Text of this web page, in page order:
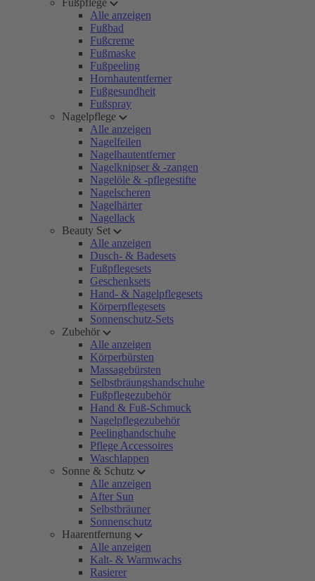
Fußpflege
Alle anzeigen
Fußbad
Fußcreme
Fußmaske
Fußpeeling
Hornhautentferner
Fußgesundheit
Fußspray
Nagelpflege
Alle anzeigen
Nagelfeilen
Nagelhautentferner
Nagelknipser & -zangen
Nagelöle & -pflegestifte
Nagelscheren
Nagelhärter
Nagellack
Beauty Set
Alle anzeigen
Dusch- & Badesets
Fußpflegesets
Geschenksets
Hand- & Nagelpflegesets
Körperpflegesets
Sonnenschutz-Sets
Zubehör
Alle anzeigen
Körperbürsten
Massagebürsten
Selbstbräungshandschuhe
Fußpflegezubehör
Hand & Fuß-Schmuck
Nagelpflegezubehör
Peelinghandschuhe
Pflege Accessoires
Waschlappen
Sonne & Schutz
Alle anzeigen
After Sun
Selbstbräuner
Sonnenschutz
Haarentfernung
Alle anzeigen
Kalt- & Warmwachs
Rasierer